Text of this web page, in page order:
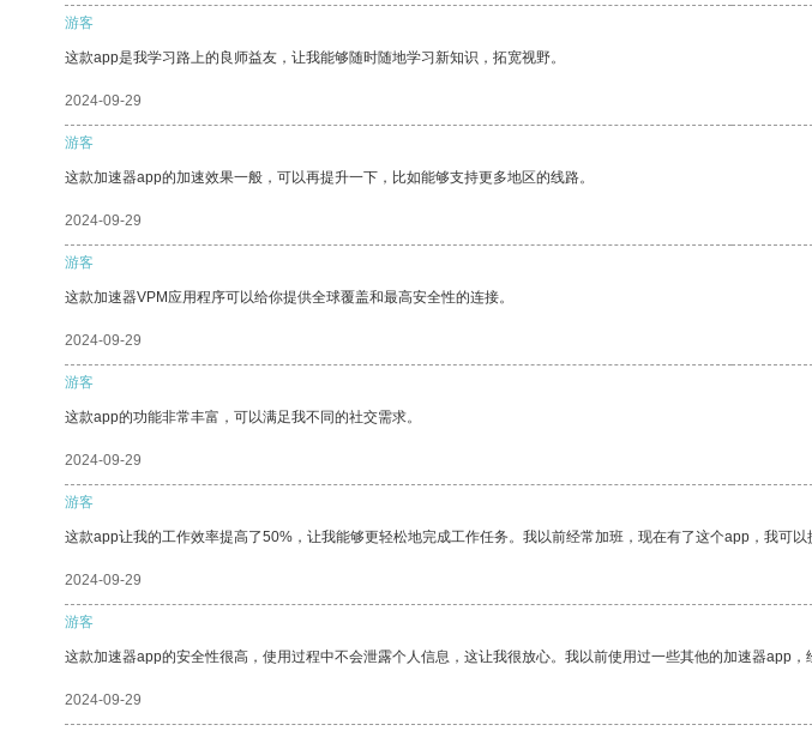
游客
这款app是我学习路上的良师益友，让我能够随时随地学习新知识，拓宽视野。
2024-09-29
游客
这款加速器app的加速效果一般，可以再提升一下，比如能够支持更多地区的线路。
2024-09-29
游客
这款加速器VPM应用程序可以给你提供全球覆盖和最高安全性的连接。
2024-09-29
游客
这款app的功能非常丰富，可以满足我不同的社交需求。
2024-09-29
游客
这款app让我的工作效率提高了50%，让我能够更轻松地完成工作任务。我以前经常加班，现在有了这个app，我可以
2024-09-29
游客
这款加速器app的安全性很高，使用过程中不会泄露个人信息，这让我很放心。我以前使用过一些其他的加速器app，
2024-09-29